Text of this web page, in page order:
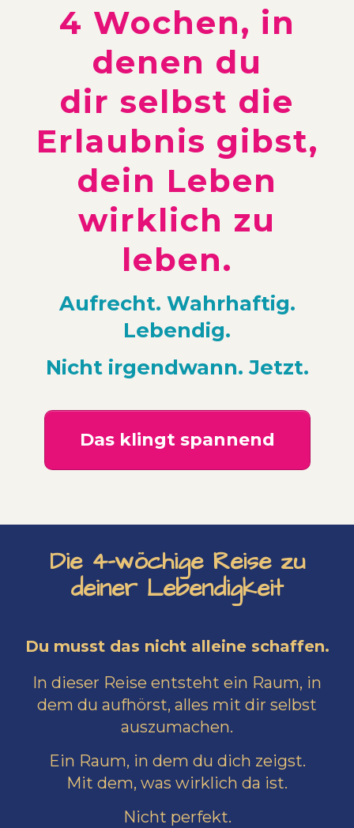
4 Wochen, in
denen du
dir selbst die
Erlaubnis gibst,
dein Leben
wirklich zu
leben.
Aufrecht. Wahrhaftig.
Lebendig.
Nicht irgendwann. Jetzt.
Das klingt spannend
Die 4-wöchige Reise zu
deiner Lebendigkeit
Du musst das nicht alleine schaffen.
In dieser Reise entsteht ein Raum, in
dem du aufhörst, alles mit dir selbst
auszumachen.
Ein Raum, in dem du dich zeigst.
Mit dem, was wirklich da ist.
Nicht perfekt.